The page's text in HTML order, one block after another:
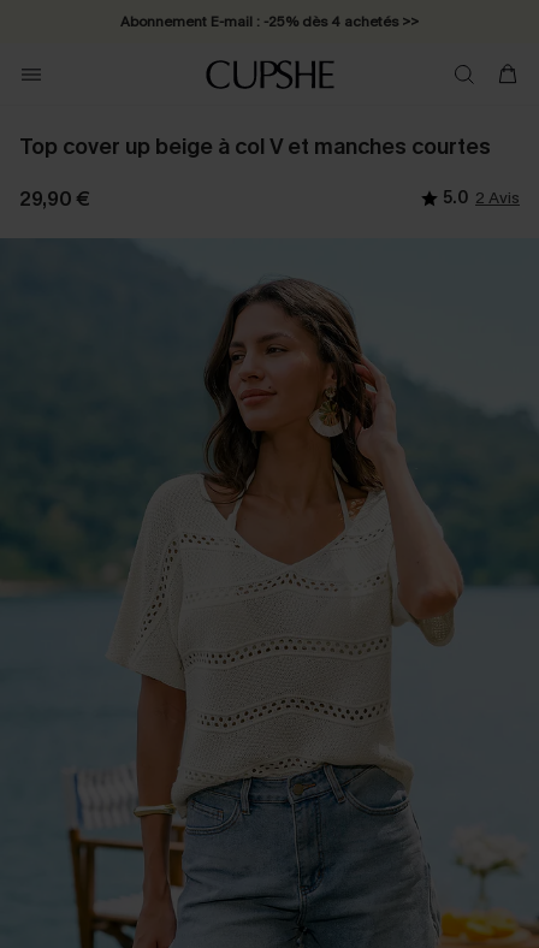
Abonnement E-mail : -25% dès 4 achetés >>
Top cover up beige à col V et manches courtes
29,90 € 5.0 2 Avis